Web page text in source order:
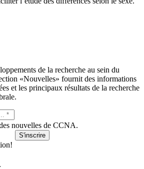
de la recherche au sein du
«Nouvelles» fournit des informations
et les principaux résultats de la recherche
nouvelles de CCNA.
S'inscrire